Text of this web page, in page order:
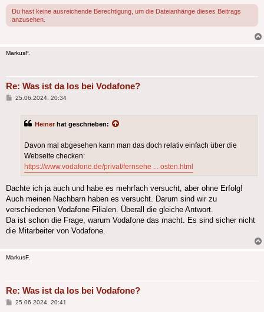
Du hast keine ausreichende Berechtigung, um die Dateianhänge dieses Beitrags
anzusehen.
MarkusF.
Re: Was ist da los bei Vodafone?
Beitrag
25.06.2024, 20:34
Heiner hat geschrieben:
Davon mal abgesehen kann man das doch relativ einfach über die
Webseite checken:
https://www.vodafone.de/privat/fernsehe ... osten.html
Dachte ich ja auch und habe es mehrfach versucht, aber ohne Erfolg!
Auch meinen Nachbarn haben es versucht. Darum sind wir zu
verschiedenen Vodafone Filialen. Überall die gleiche Antwort.
Da ist schon die Frage, warum Vodafone das macht. Es sind sicher nicht
die Mitarbeiter von Vodafone.
MarkusF.
Re: Was ist da los bei Vodafone?
Beitrag
25.06.2024, 20:41